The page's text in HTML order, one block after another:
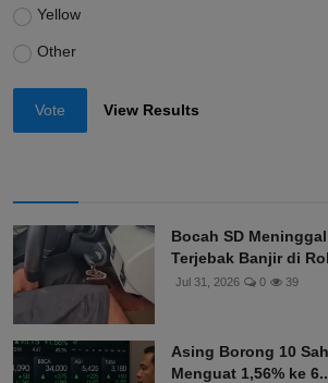
Yellow
Other
Vote View Results
Bocah SD
Terjebak Banjir di
Jul 31, 2026 0 39
Asing Borong 10
Menguat 1,56% ke